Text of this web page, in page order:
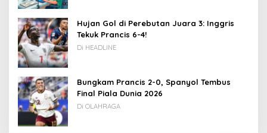
Hujan Gol di Perebutan Juara 3: Inggris
Tekuk Prancis 6-4!
Di HEADLINE
Bungkam Prancis 2-0, Spanyol Tembus
Final Piala Dunia 2026
Di OLAHRAGA